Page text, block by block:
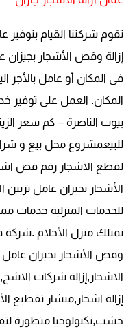
تقوم شركتنا القيام
إزالة وقص الأشجار بجيزان
فى المكان أو عامل بالأجر
المكان. العمل على توفير
بيوت الناصرة – كم سعر
للبيعمشروع محل بيع و
لقطع الاشجار رقم قص
الأشجار بجيزان عامل تزيين
للخدمات المنزلية خدمات
نمتلك منزل الأحلام .شركة
وقص الأشجار بجيزان عامل
الاشجار,إزالة شركات
إزالة اشجار,منشار تقطيع
خشب,تكنولوجيا متطورة